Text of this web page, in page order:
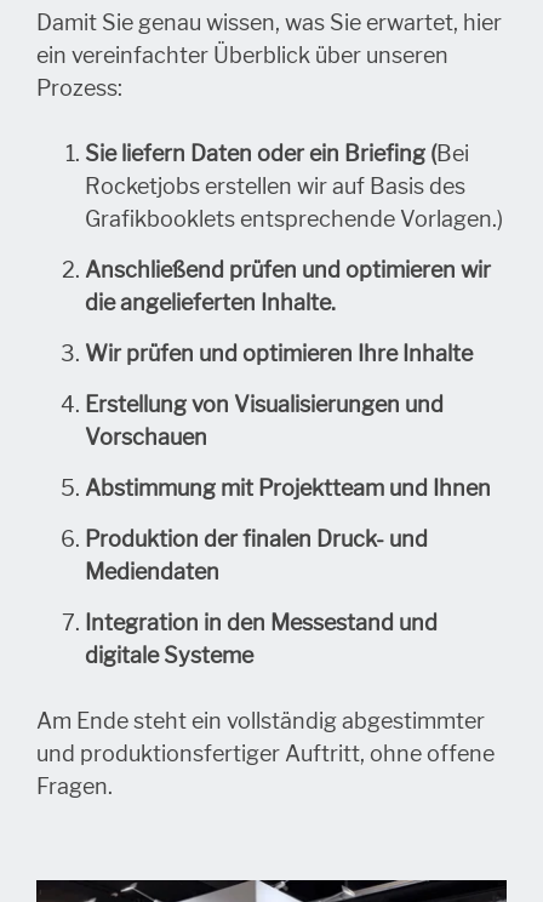
Damit Sie genau wissen, was Sie erwartet, hier
ein vereinfachter Überblick über unseren
Prozess:
Sie liefern Daten oder ein Briefing (Bei
Rocketjobs erstellen wir auf Basis des
Grafikbooklets entsprechende Vorlagen.)
Anschließend prüfen und optimieren wir
die angelieferten Inhalte.
Wir prüfen und optimieren Ihre Inhalte
Erstellung von Visualisierungen und
Vorschauen
Abstimmung mit Projektteam und Ihnen
Produktion der finalen Druck- und
Mediendaten
Integration in den Messestand und
digitale Systeme
Am Ende steht ein vollständig abgestimmter
und produktionsfertiger Auftritt, ohne offene
Fragen.